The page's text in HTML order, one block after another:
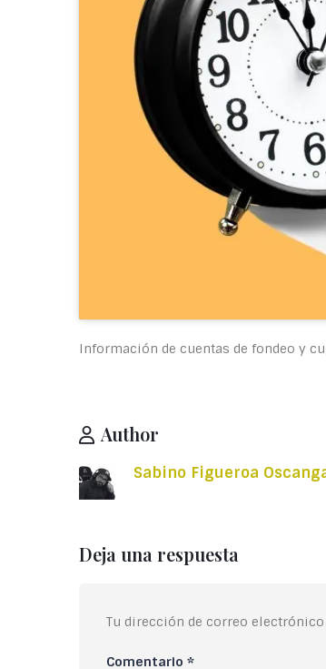
Información de cuentas de fondeo y
Author
Sabino Figueroa
Deja una respuesta
Tu dirección de correo
Comentario *